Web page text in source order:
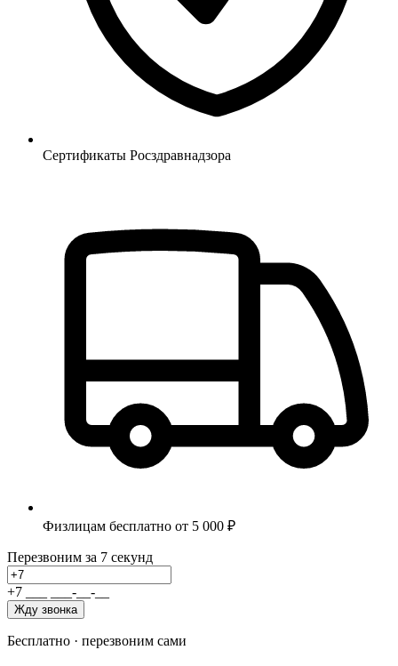
Сертификаты Росздравнадзора
Физлицам бесплатно от 5 000 ₽
Перезвоним за 7 секунд
+7 - -
Жду звонка
Бесплатно · перезвоним сами